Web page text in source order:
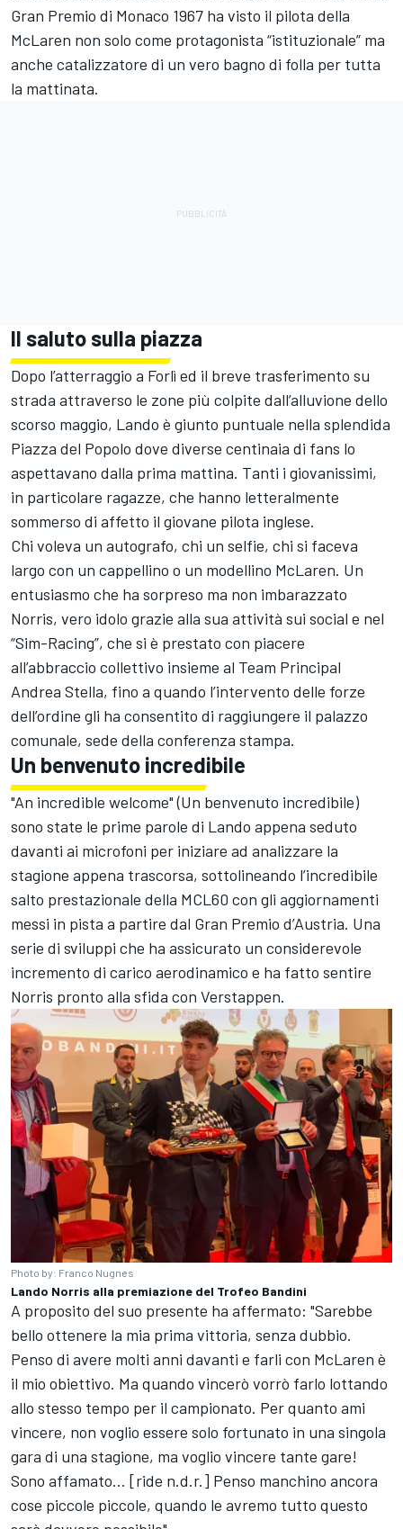
Gran Premio di Monaco 1967 ha visto il pilota della
McLaren non solo come protagonista “istituzionale” ma
anche catalizzatore di un vero bagno di folla per tutta
la mattinata.
Il saluto sulla piazza
Dopo l’atterraggio a Forlì ed il breve trasferimento su
strada attraverso le zone più colpite dall’alluvione dello
scorso maggio, Lando è giunto puntuale nella splendida
Piazza del Popolo dove diverse centinaia di fans lo
aspettavano dalla prima mattina. Tanti i giovanissimi,
in particolare ragazze, che hanno letteralmente
sommerso di affetto il giovane pilota inglese.
Chi voleva un autografo, chi un selfie, chi si faceva
largo con un cappellino o un modellino McLaren. Un
entusiasmo che ha sorpreso ma non imbarazzato
Norris, vero idolo grazie alla sua attività sui social e nel
“Sim-Racing”, che si è prestato con piacere
all’abbraccio collettivo insieme al Team Principal
Andrea Stella, fino a quando l’intervento delle forze
dell’ordine gli ha consentito di raggiungere il palazzo
comunale, sede della conferenza stampa.
Un benvenuto incredibile
"An incredible welcome" (Un benvenuto incredibile)
sono state le prime parole di Lando appena seduto
davanti ai microfoni per iniziare ad analizzare la
stagione appena trascorsa, sottolineando l’incredibile
salto prestazionale della MCL60 con gli aggiornamenti
messi in pista a partire dal Gran Premio d’Austria. Una
serie di sviluppi che ha assicurato un considerevole
incremento di carico aerodinamico e ha fatto sentire
Norris pronto alla sfida con Verstappen.
Photo by: Franco Nugnes
Lando Norris alla premiazione del Trofeo Bandini
A proposito del suo presente ha affermato: "Sarebbe
bello ottenere la mia prima vittoria, senza dubbio.
Penso di avere molti anni davanti e farli con McLaren è
il mio obiettivo. Ma quando vincerò vorrò farlo lottando
allo stesso tempo per il campionato. Per quanto ami
vincere, non voglio essere solo fortunato in una singola
gara di una stagione, ma voglio vincere tante gare!
Sono affamato... [ride n.d.r.] Penso manchino ancora
cose piccole piccole, quando le avremo tutto questo